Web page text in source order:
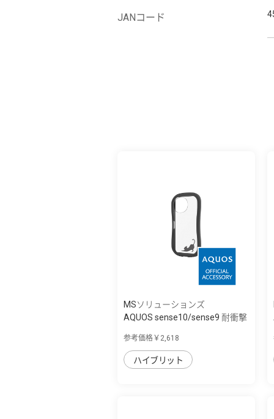
JANコード
MSソリューションズ
AQUOS sense10/sense9 耐衝撃
参考価格￥2,618
ハイブリット